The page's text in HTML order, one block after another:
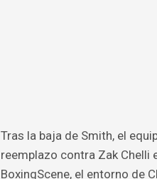
Tras la baja de Smith, el
reemplazo contra Zak Chelli
BoxingScene, el entorno de